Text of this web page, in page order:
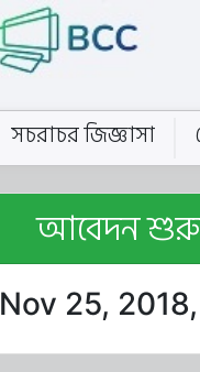
সচরাচর জিজ্ঞাসা
আবেদন
Nov 25,